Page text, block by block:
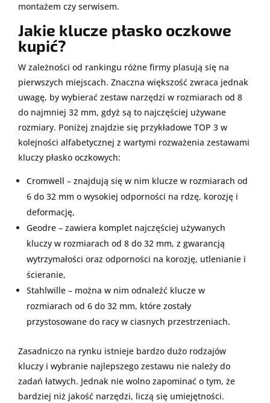
montażem czy serwisem.
Jakie klucze płasko oczkowe
kupić?
W zależności od rankingu różne firmy plasują się na
pierwszych miejscach. Znaczna większość zwraca jednak
uwagę, by wybierać zestaw narzędzi w rozmiarach od 8
do najmniej 32 mm, gdyż są to najczęściej używane
rozmiary. Poniżej znajdzie się przykładowe TOP 3 w
kolejności alfabetycznej z wartymi rozważenia zestawami
kluczy płasko oczkowych:
Cromwell – znajdują się w nim klucze w rozmiarach od
6 do 32 mm o wysokiej odporności na rdzę, korozję i
deformację,
Geodre – zawiera komplet najczęściej używanych
kluczy w rozmiarach od 8 do 32 mm, z gwarancją
wytrzymałości oraz odporności na korozję, utlenianie i
ścieranie,
Stahlwille – można w nim odnaleźć klucze w
rozmiarach od 6 do 32 mm, które zostały
przystosowane do racy w ciasnych przestrzeniach.
Zasadniczo na rynku istnieje bardzo dużo rodzajów
kluczy i wybranie najlepszego zestawu nie należy do
zadań łatwych. Jednak nie wolno zapominać o tym, że
bardziej niż jakość narzędzi, liczą się umiejętności.